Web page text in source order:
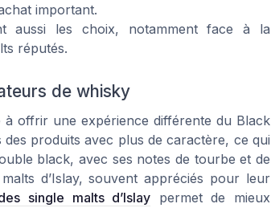
important.
aussi les choix, notamment face à la
réputés.
de whisky
à offrir une expérience différente du Black
produits avec plus de caractère, ce qui
black, avec ses notes de tourbe et de
d’Islay, souvent appréciés pour leur
single malts d’Islay permet de mieux